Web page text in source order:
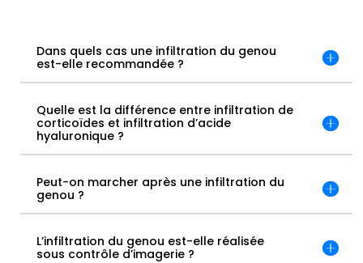
Dans quels cas une infiltration du genou
est-elle recommandée ?
Quelle est la différence entre infiltration de
corticoïdes et infiltration d’acide
hyaluronique ?
Peut-on marcher après une infiltration du
genou ?
L’infiltration du genou est-elle réalisée
sous contrôle d’imagerie ?